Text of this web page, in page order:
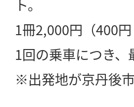
ト。
1冊2,000円（400
1回の乗車につき
※出発地が京丹後